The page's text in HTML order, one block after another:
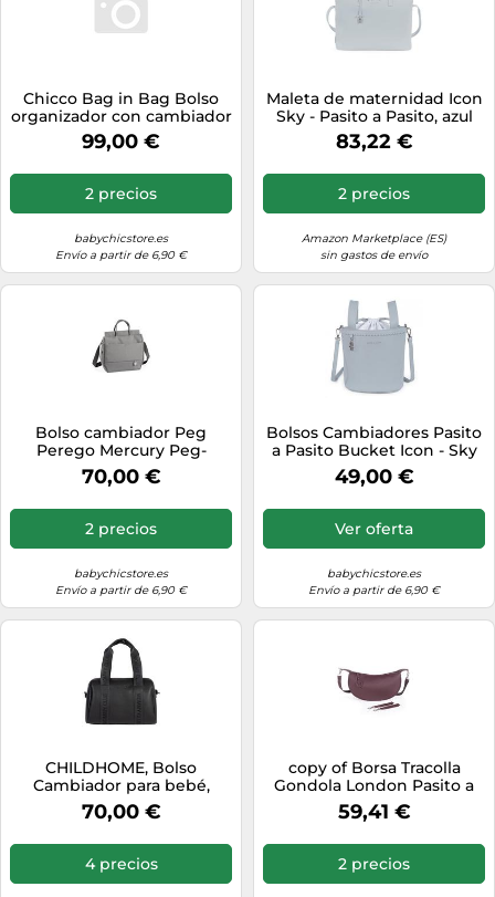
Chicco Bag in Bag Bolso
organizador con cambiador
y minibolso en ecopiel,
color negro (Pure Black)
99,00 €
2 precios
babychicstore.es
Envío a partir de 6,90 €
Maleta de maternidad Icon
Sky - Pasito a Pasito, azul
cielo (sky), Modern
83,22 €
2 precios
Amazon Marketplace (ES)
sin gastos de envío
Bolso cambiador Peg
Perego Mercury Peg-
Perego
70,00 €
2 precios
babychicstore.es
Envío a partir de 6,90 €
Bolsos Cambiadores Pasito
a Pasito Bucket Icon - Sky
Pasito a Pasito
49,00 €
Ver oferta
babychicstore.es
Envío a partir de 6,90 €
CHILDHOME, Bolso
Cambiador para bebé,
Mommy Bag, Cambiador
bebé Incluido, Mucho
Fijaciones para cochecito,
Correa para el hombro,
70,00 €
4 precios
copy of Borsa Tracolla
Gondola London Pasito a
Pasito
59,41 €
2 precios